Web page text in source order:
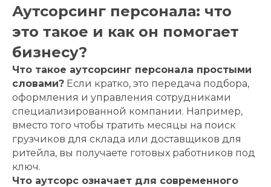
Аутсорсинг персонала: что
это такое и как он помогает
бизнесу?
Что такое аутсорсинг персонала простыми
словами? Если кратко, это передача подбора,
оформления и управления сотрудниками
специализированной компании. Например,
вместо того чтобы тратить месяцы на поиск
грузчиков для склада или доставщиков для
ритейла, вы получаете готовых работников под
ключ.
Что аутсорс означает для современного